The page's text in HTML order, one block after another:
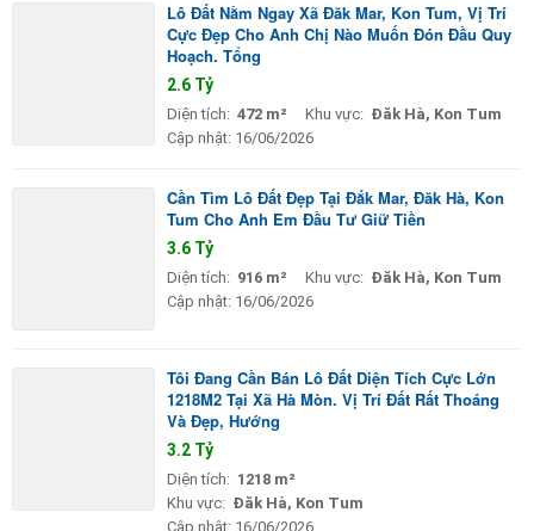
Lô Đất Nằm Ngay Xã Đăk Mar, Kon Tum, Vị Trí
Cực Đẹp Cho Anh Chị Nào Muốn Đón Đầu Quy
Hoạch. Tổng
2.6 Tỷ
Diện tích: 472 m² Khu vực: Đăk Hà, Kon Tum
Cập nhật: 16/06/2026
Cần Tìm Lô Đất Đẹp Tại Đắk Mar, Đăk Hà, Kon
Tum Cho Anh Em Đầu Tư Giữ Tiền
3.6 Tỷ
Diện tích: 916 m² Khu vực: Đăk Hà, Kon Tum
Cập nhật: 16/06/2026
Tôi Đang Cần Bán Lô Đất Diện Tích Cực Lớn
1218M2 Tại Xã Hà Mòn. Vị Trí Đất Rất Thoáng
Và Đẹp, Hướng
3.2 Tỷ
Diện tích: 1218 m²
Khu vực: Đăk Hà, Kon Tum
Cập nhật: 16/06/2026